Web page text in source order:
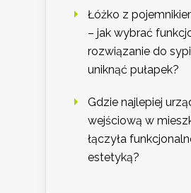
Łóżko z
– jak wybrać
rozwiązanie do
uniknąć pułapek?
Gdzie najlepiej
wejściową w
łączyła
estetyką?